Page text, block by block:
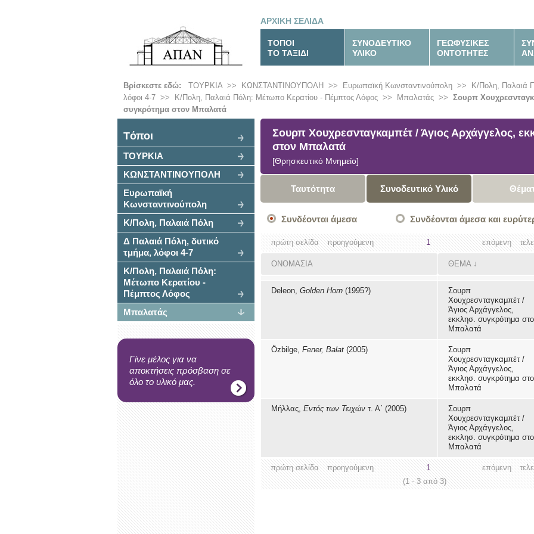
ΑΡΧΙΚΗ ΣΕΛΙΔΑ
ΤΟΠΟΙ
ΤΟ ΤΑΞΙΔΙ
ΣΥΝΟΔΕΥΤΙΚΟ
ΥΛΙΚΟ
ΓΕΩΦΥΣΙΚΕΣ
ΟΝΤΟΤΗΤΕΣ
Βρίσκεστε εδώ: ΤΟΥΡΚΙΑ>> ΚΩΝΣΤΑΝΤΙΝΟΥΠΟΛΗ >> Ευρωπαϊκή Κωνσταντινούπολη >> Κ/Πολη, Παλαιά
λόφοι 4-7 >> Κ/Πολη, Παλαιά Πόλη: Μέτωπο Κερατίου - Πέμπτος Λόφος >> Μπαλατάς >> Σουρπ
συγκρότημα στον Μπαλατά
Tόποι
ΤΟΥΡΚΙΑ
ΚΩΝΣΤΑΝΤΙΝΟΥΠΟΛΗ
Ευρωπαϊκή
Κωνσταντινούπολη
Κ/Πολη, Παλαιά Πόλη
Δ Παλαιά Πόλη, δυτικό
τμήμα, λόφοι 4-7
Κ/Πολη, Παλαιά Πόλη:
Μέτωπο Κερατίου -
Πέμπτος Λόφος
Μπαλατάς
Γίνε μέλος για να
αποκτήσεις πρόσβαση σε
όλο το υλικό μας.
Σουρπ Χουχρεσνταγκαμπέτ / Άγιος Αρχάγγελος,
στον Μπαλατά
[Θρησκευτικό Μνημείο]
Ταυτότητα Συνοδευτικό Υλικό
Συνδέονται άμεσα Συνδέονται άμεσα και
επόμενη
πρώτη σελίδα προηγούμενη 1
ΟΝΟΜΑΣΙΑ ΘΕΜΑ↓
Deleon, Golden Horn (1995?)
Σουρπ
Χουχρεσνταγκαμπέτ /
Άγιος Αρχάγγελος,
εκκλησ. συγκρότημα
Μπαλατά
Özbilge, Fener, Balat (2005)
Σουρπ
Χουχρεσνταγκαμπέτ /
Άγιος Αρχάγγελος,
εκκλησ. συγκρότημα
Μπαλατά
Μήλλας, Εντός των Τειχών τ. Α΄ (2005)
Σουρπ
Χουχρεσνταγκαμπέτ /
Άγιος Αρχάγγελος,
εκκλησ. συγκρότημα
Μπαλατά
επόμενη
πρώτη σελίδα προηγούμενη
1
(1 - 3 από 3)